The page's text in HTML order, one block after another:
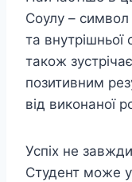
Соулу –
та
також
позитивним
від виконаної
Успіх не
Студент може